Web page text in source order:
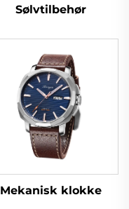
Sølvtilbehør
Mekanisk klokke